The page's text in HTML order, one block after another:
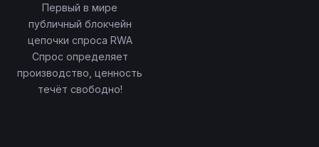
Первый в мире
публичный блокчейн
цепочки спроса RWA
Спрос определяет
производство, ценность
течёт свободно!